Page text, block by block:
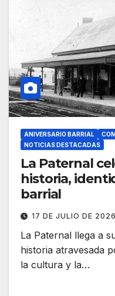
ANIVERSARIO BARRIAL
NOTICIAS DESTACADAS
La Paternal
historia,
barrial
17 DE JULIO DE 2026
La Paternal llega a
historia atravesada
la cultura y la…